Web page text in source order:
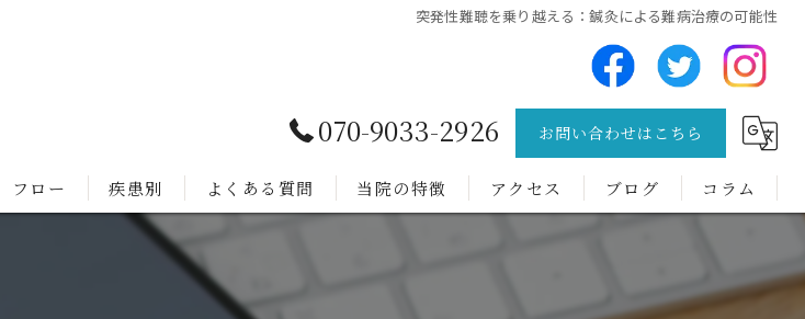
突発性難聴を乗り越える：鍼灸による難病治療の可能性
070-9033-2926 お問い合わせはこちら
フロー 疾患別 よくある質問 当院の特徴 アクセス ブログ コラム